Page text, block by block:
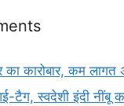
का कारोबार, कम
टैग, स्वदेशी इंदी नींबू